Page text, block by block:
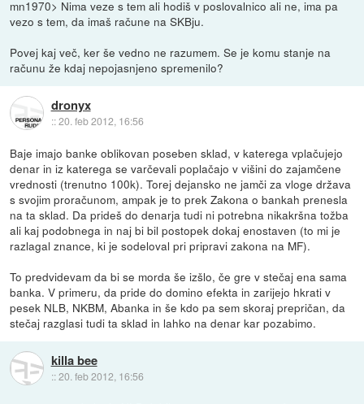
mn1970> Nima veze s tem ali hodiš v poslovalnico ali ne, ima pa
vezo s tem, da imaš račune na SKBju.
Povej kaj več, ker še vedno ne razumem. Se je komu stanje na
računu že kdaj nepojasnjeno spremenilo?
dronyx
::20. feb 2012, 16:56
Baje imajo banke oblikovan poseben sklad, v katerega vplačujejo
denar in iz katerega se varčevali poplačajo v višini do zajamčene
vrednosti (trenutno 100k). Torej dejansko ne jamči za vloge država
s svojim proračunom, ampak je to prek Zakona o bankah prenesla
na ta sklad. Da prideš do denarja tudi ni potrebna nikakršna tožba
ali kaj podobnega in naj bi bil postopek dokaj enostaven (to mi je
razlagal znance, ki je sodeloval pri pripravi zakona na MF).
To predvidevam da bi se morda še izšlo, če gre v stečaj ena sama
banka. V primeru, da pride do domino efekta in zarijejo hkrati v
pesek NLB, NKBM, Abanka in še kdo pa sem skoraj prepričan, da
stečaj razglasi tudi ta sklad in lahko na denar kar pozabimo.
killa bee
::20. feb 2012, 16:56